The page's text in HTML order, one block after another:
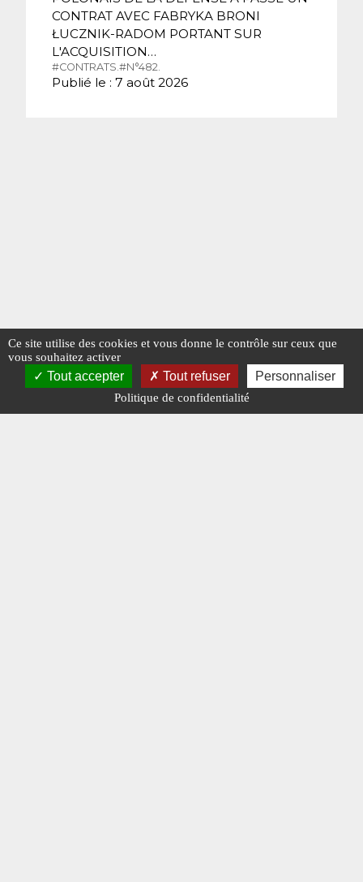
CONTRAT AVEC FABRYKA BRONI
ŁUCZNIK-RADOM PORTANT SUR
L'ACQUISITION…
#CONTRATS. #N°482.
Publié le : 7 août 2026
Ce site utilise des cookies et vous donne le contrôle sur ceux que
vous souhaitez activer
Tout accepter Tout refuser Personnaliser
Politique de confidentialité